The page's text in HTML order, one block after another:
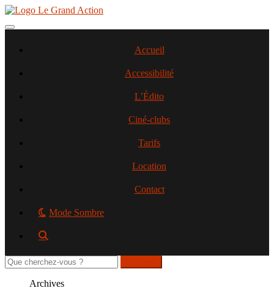
Aller
contenu
Toggle navigation
Accueil
Accessibilité
L’Édito
Ciné-clubs
Tarifs
Location
Contact
Mode Sombre
Rechercher
sur
Archives